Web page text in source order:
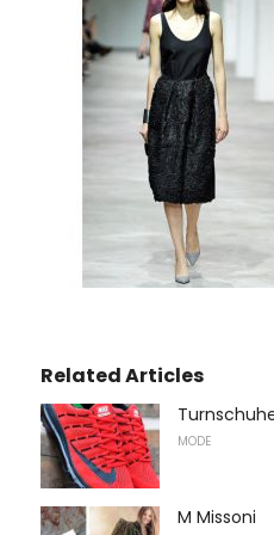
Related Articles
MODE
M Missoni